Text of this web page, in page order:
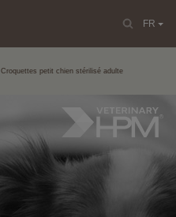
FR
Croquettes petit chien stérilisé adulte